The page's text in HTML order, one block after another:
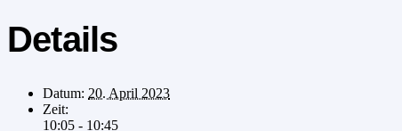
Details
Datum: 20. April 2023
Zeit:
10:05 - 10:45